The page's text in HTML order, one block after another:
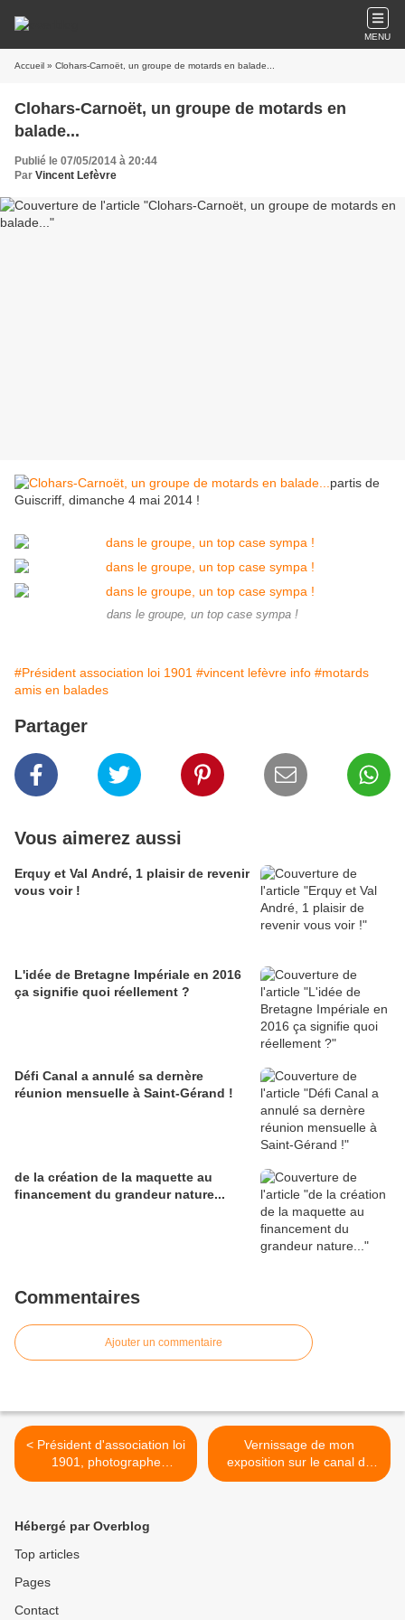
MENU
Accueil » Clohars-Carnoët, un groupe de motards en balade...
Clohars-Carnoët, un groupe de motards en
balade...
Publié le 07/05/2014 à 20:44
Par Vincent Lefèvre
partis de
Guiscriff, dimanche 4 mai 2014 !
dans le groupe, un top case sympa !
#Président association loi 1901 #vincent lefèvre info #motards
amis en balades
Partager
Vous aimerez aussi
Erquy et Val André, 1 plaisir de revenir
vous voir !
L'idée de Bretagne Impériale en 2016
ça signifie quoi réellement ?
Défi Canal a annulé sa dernère
réunion mensuelle à Saint-Gérand !
de la création de la maquette au
financement du grandeur nature...
Commentaires
Ajouter un commentaire
< Président d'association loi
1901, photographe
amateur...
Vernissage de mon
exposition sur le canal de
Nantes à Brest... >
Hébergé par Overblog
Top articles
Pages
Contact